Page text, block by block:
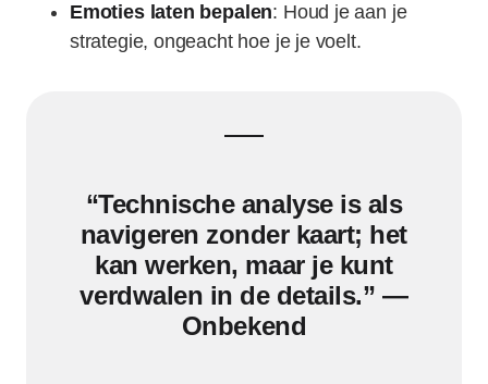
Emoties laten bepalen: Houd je aan je
strategie, ongeacht hoe je je voelt.
“Technische analyse is als
navigeren zonder kaart; het
kan werken, maar je kunt
verdwalen in de details.” —
Onbekend